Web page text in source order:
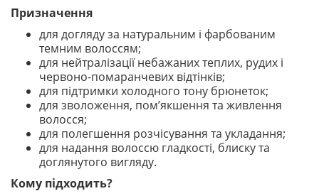
Призначення
для догляду за натуральним і фарбованим
темним волоссям;
для нейтралізації небажаних теплих, рудих і
червоно-помаранчевих відтінків;
для підтримки холодного тону брюнеток;
для зволоження, пом’якшення та живлення
волосся;
для полегшення розчісування та укладання;
для надання волоссю гладкості, блиску та
доглянутого вигляду.
Кому підходить?